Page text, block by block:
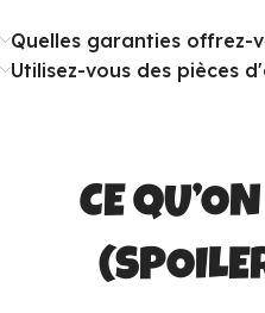
Quelles garanties offrez-
Utilisez-vous des pièces
CE